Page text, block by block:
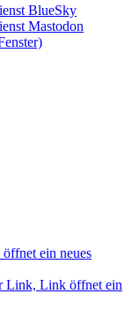
BlueSky
Mastodon
ein neues
Link, Link öffnet ein